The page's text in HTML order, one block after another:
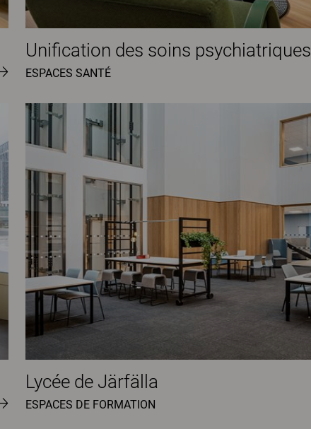
Unification des soins psychiatriques
ESPACES SANTÉ
Lycée de Järfälla
ESPACES DE FORMATION